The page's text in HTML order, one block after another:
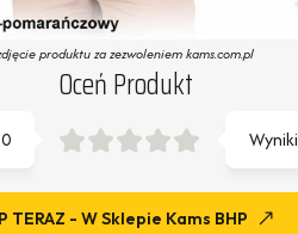
produktu za zezwoleniem kams.com.pl
Oceń Produkt
Wyniki
0
TERAZ - W Sklepie Kams BHP